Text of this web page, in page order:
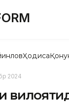
Ҳодиса
2024